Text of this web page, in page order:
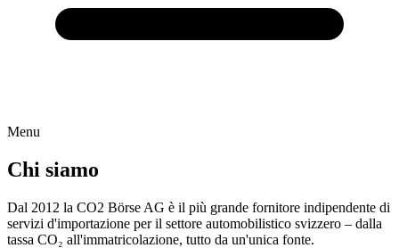
Menu
Chi siamo
Dal 2012 la CO2 Börse AG è il più grande fornitore indipendente di
servizi d'importazione per il settore automobilistico svizzero – dalla
tassa CO₂ all'immatricolazione, tutto da un'unica fonte.